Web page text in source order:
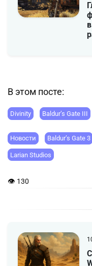
В этом посте:
Divinity Baldur’s Gate III
Новости Baldur’s Gate 3
Larian Studios
👁 130